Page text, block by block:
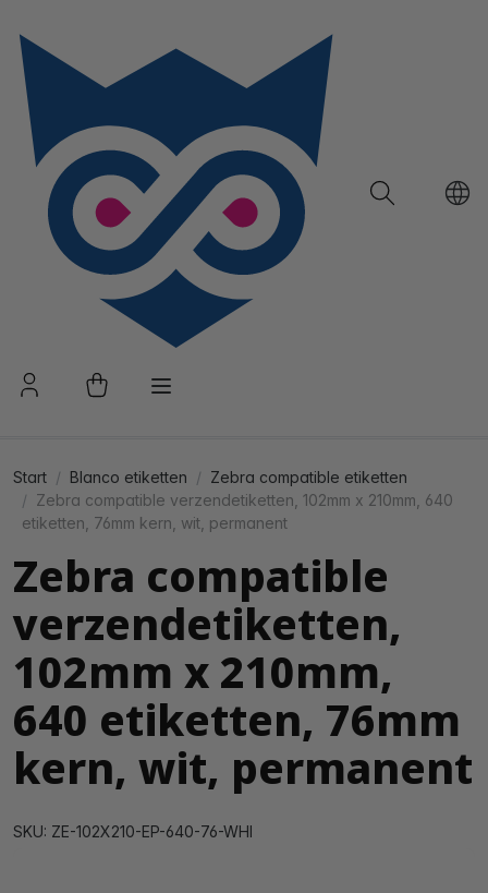
Start Blanco etiketten
Zebra compatible etiketten
Zebra compatible verzendetiketten, 102mm x 210mm, 640
etiketten, 76mm kern, wit, permanent
Zebra compatible
verzendetiketten,
102mm x 210mm,
640 etiketten, 76mm
kern, wit, permanent
SKU: ZE-102X210-EP-640-76-WHI